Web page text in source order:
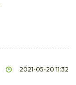
2021-05-20 11:32